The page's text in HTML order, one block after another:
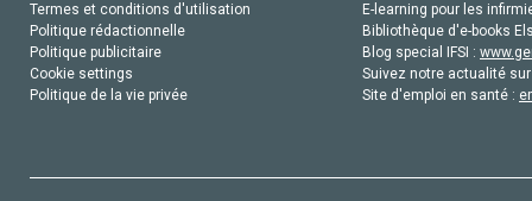
Termes et conditions d'utilisation
Politique rédactionnelle
Politique publicitaire
Cookie settings
Politique de la vie privée
E-learning pour les
Bibliothèque d'e-books
Blog special IFSI :
Suivez notre actualité
Site d'emploi en santé :